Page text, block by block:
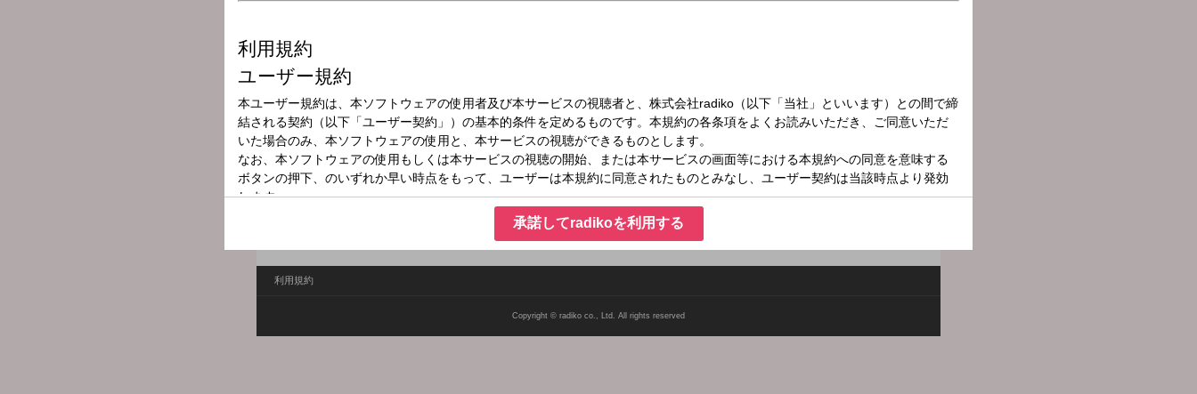
放送局
放送時間
2025年10月13日（月）24:55～25:00
番組名
JFNニュース
利用規約
Copyright © radiko co., Ltd. All rights reserved
承諾してradikoを利用する